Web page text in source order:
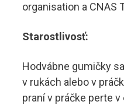
organisation a CNAS
Starostlivosť:
Hodvábne gumičky
v rukách alebo v
praní v práčke perte